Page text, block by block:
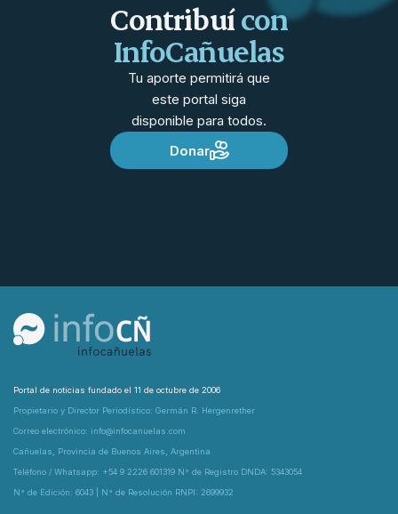
Contribuícon
InfoCañuelas
Tu aporte permitirá que
este portal siga
disponible para todos.
Donar
Portal de noticias fundado el 11 de octubre de 2006
Propietario y Director Periodístico: Germán R. Hergenrether
Correo electrónico: info@infocanuelas.com
Cañuelas, Provincia de Buenos Aires, Argentina
Teléfono / Whatsapp: +54 9 2226 601319 N° de Registro DNDA: 5343054
N° de Edición: 6043 | N° de Resolución RNPI: 2699932